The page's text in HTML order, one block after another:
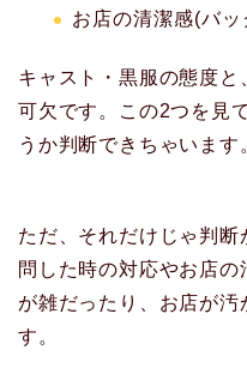
お店の清潔感(バ
キャスト・黒服の態度
可欠です。この2つを見
うか判断できちゃいます
ただ、それだけじゃ判
問した時の対応やお店
が雑だったり、お店が
す。